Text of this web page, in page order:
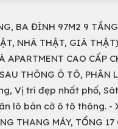
BA ĐÌNH 97M2 9
NHÀ THẬT, GIÁ
APARTMENT CAO CẤP
THÔNG Ô TÔ,
Vị trí đẹp nhất phố,
lô bàn cờ ô tô thông.
THANG MÁY, TỔNG